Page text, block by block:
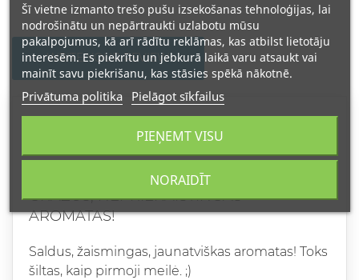
WRITE YOUR REVIEW
ALINA Z
GRAŽUS, NEPRIEKAIŠTINGAS
AROMATAS!
Saldus, žaismingas, jaunatviškas aromatas! Toks
šiltas, kaip pirmoji meilė. ;)
Šī vietne izmanto trešo pušu izsekošanas tehnoloģijas, lai
nodrošinātu un nepārtraukti uzlabotu mūsu
pakalpojumus, kā arī rādītu reklāmas, kas atbilst lietotāju
interesēm. Es piekrītu un jebkurā laikā varu atsaukt vai
mainīt savu piekrišanu, kas stāsies spēkā nākotnē.
Privātuma politika Pielāgot sīkfailus
NORAIDĪT
PIEŅEMT VISU